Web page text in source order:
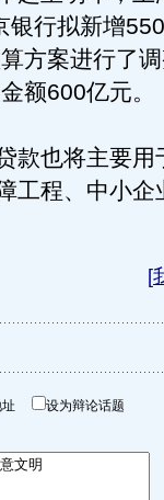
银行拟新增
方案进行了
额600亿元。
也将主要用
工程、中小企
[
址 设为辩论话题